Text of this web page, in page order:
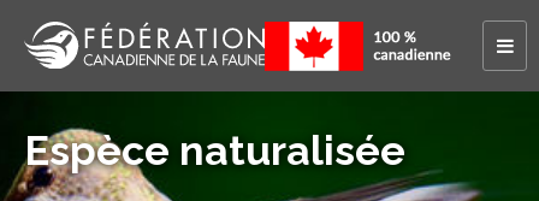
Espèce naturalisée